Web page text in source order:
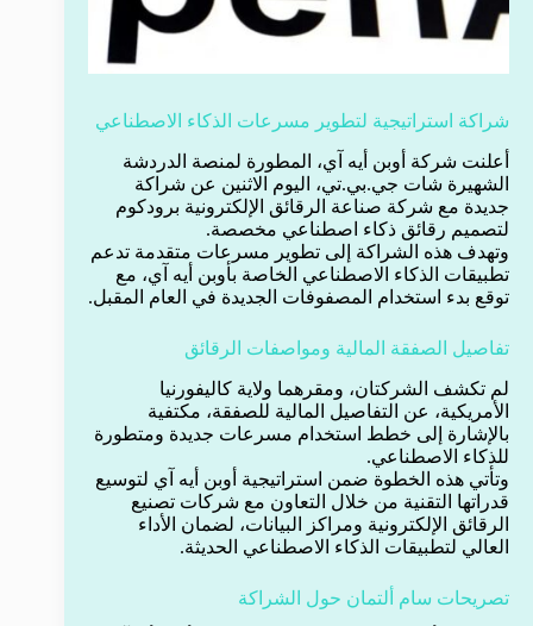
شراكة استراتيجية لتطوير مسرعات الذكاء الاصطناعي
أعلنت شركة أوبن أيه آي، المطورة لمنصة الدردشة
الشهيرة شات جي.بي.تي، اليوم الاثنين عن شراكة
جديدة مع شركة صناعة الرقائق الإلكترونية برودكوم
لتصميم رقائق ذكاء اصطناعي مخصصة.
وتهدف هذه الشراكة إلى تطوير مسرعات متقدمة تدعم
تطبيقات الذكاء الاصطناعي الخاصة بأوبن أيه آي، مع
توقع بدء استخدام المصفوفات الجديدة في العام المقبل.
تفاصيل الصفقة المالية ومواصفات الرقائق
لم تكشف الشركتان، ومقرهما ولاية كاليفورنيا
الأمريكية، عن التفاصيل المالية للصفقة، مكتفية
بالإشارة إلى خطط استخدام مسرعات جديدة ومتطورة
للذكاء الاصطناعي.
وتأتي هذه الخطوة ضمن استراتيجية أوبن أيه آي لتوسيع
قدراتها التقنية من خلال التعاون مع شركات تصنيع
الرقائق الإلكترونية ومراكز البيانات، لضمان الأداء
العالي لتطبيقات الذكاء الاصطناعي الحديثة.
تصريحات سام ألتمان حول الشراكة